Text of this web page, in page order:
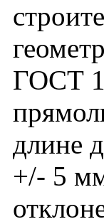
ГОСТ
длине
+/- 5